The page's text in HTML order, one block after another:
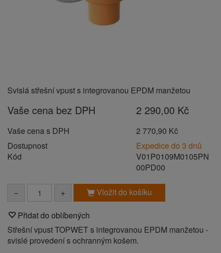
Svislá střešní vpust s integrovanou EPDM manžetou
Vaše cena bez DPH 2 290,00 Kč
Vaše cena s DPH
2 770,90 Kč
Dostupnost
Expedice do 3 dnů
Kód
V01P0109M0105PN
00PD00
− + Vložit do košíku
Přidat do oblíbených
Střešní vpust TOPWET s integrovanou EPDM manžetou -
svislé provedení s ochranným košem.